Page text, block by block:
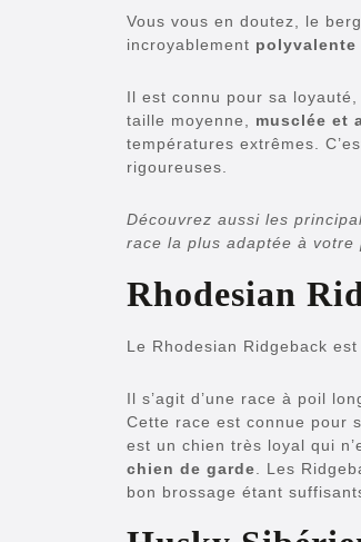
Vous vous en doutez, le
incroyablement polyvalente
Il est connu pour sa loyauté,
taille moyenne, musclée et
températures extrêmes.
rigoureuses.
Découvrez aussi les
race la plus adaptée à votre
Rhodesian
Le Rhodesian Ridgeback
Il s’agit d’une race à poil
Cette race est connue pour
est un chien très loyal qui
chien de garde. Les
bon brossage étant